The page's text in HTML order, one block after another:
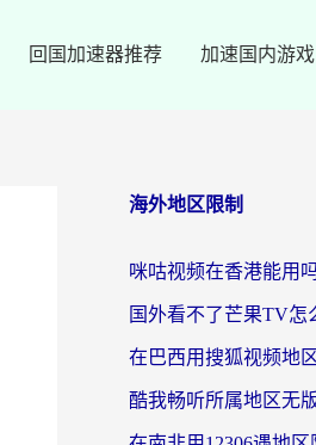
回国加速器推荐 加速国内游戏
海外地区限制